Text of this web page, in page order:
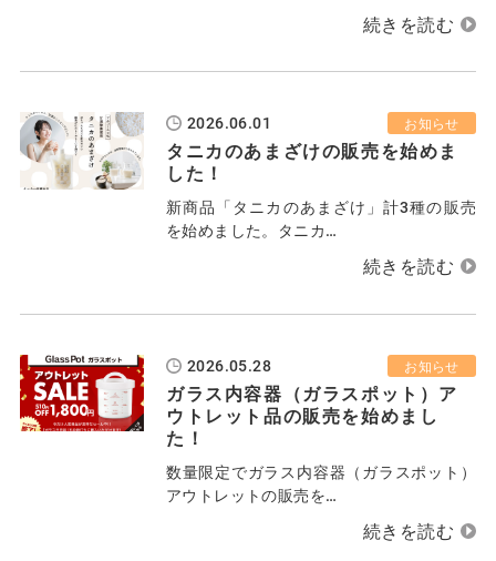
2026.06.01 お知らせ
タニカのあまざけの販売を始めま
した！
新商品「タニカのあまざけ」計3種の販売
を始めました。タニカ…
2026.05.28 お知らせ
ガラス内容器（ガラスポット）ア
ウトレット品の販売を始めまし
た！
数量限定でガラス内容器（ガラスポット）
アウトレットの販売を…